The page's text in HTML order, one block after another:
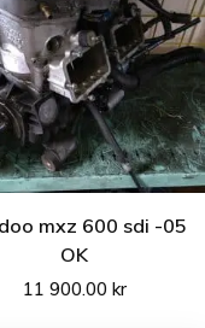
mxz 600 sdi -05
OK
11 900.00 kr